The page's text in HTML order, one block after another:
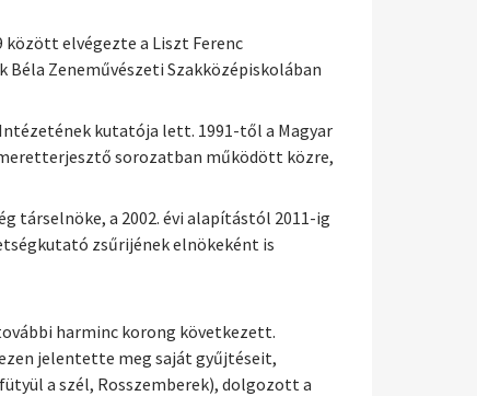
között elvégezte a Liszt Ferenc
Zeneművészeti Szakközépiskolában
kutatója lett. 1991-től a Magyar
sorozatban működött közre,
társelnöke, a 2002. évi alapítástól 2011-ig
zsűrijének elnökeként is
harminc korong következett.
jelentette meg saját gyűjtéseit,
a szél, Rosszemberek), dolgozott a